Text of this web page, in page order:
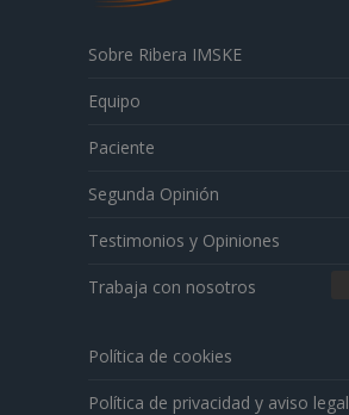
Sobre Ribera IMSKE
Equipo
Paciente
Segunda Opinión
Testimonios y Opiniones
Trabaja con nosotros
Política de cookies
Política de privacidad y aviso legal